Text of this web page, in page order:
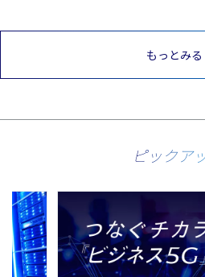
もっとみる
ピックア